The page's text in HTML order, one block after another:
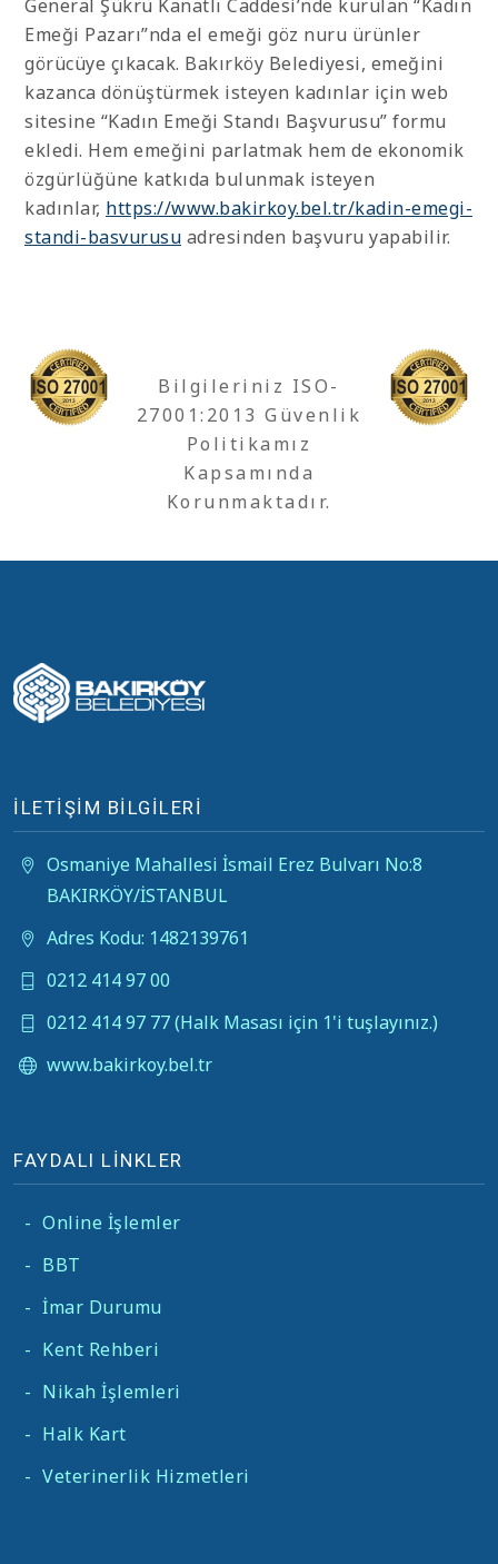
General Şükrü Kanatlı Caddesi’nde kurulan “Kadın
Emeği Pazarı”nda el emeği göz nuru ürünler
görücüye çıkacak. Bakırköy Belediyesi, emeğini
kazanca dönüştürmek isteyen kadınlar için web
sitesine “Kadın Emeği Standı Başvurusu” formu
ekledi. Hem emeğini parlatmak hem de ekonomik
özgürlüğüne katkıda bulunmak isteyen
kadınlar, https://www.bakirkoy.bel.tr/kadin-emegi-
standi-basvurusu adresinden başvuru yapabilir.
Bilgileriniz ISO-
27001:2013 Güvenlik
Politikamız
Kapsamında
Korunmaktadır.
İLETİŞİM BİLGİLERİ
Osmaniye Mahallesi İsmail Erez Bulvarı No:8
BAKIRKÖY/İSTANBUL
Adres Kodu: 1482139761
0212 414 97 00
0212 414 97 77 (Halk Masası için 1'i tuşlayınız.)
www.bakirkoy.bel.tr
FAYDALI LİNKLER
- Online İşlemler
- BBT
- İmar Durumu
- Kent Rehberi
- Nikah İşlemleri
- Halk Kart
- Veterinerlik Hizmetleri